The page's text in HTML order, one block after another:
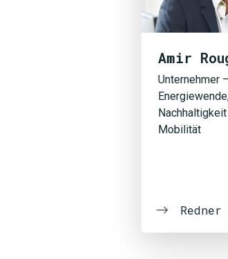
Amir
Unternehmer
Mobilität
Redner